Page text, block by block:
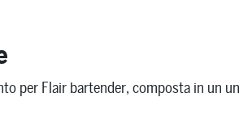
per Flair bartender, composta in un